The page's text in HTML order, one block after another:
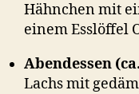
Hähnchen mit
einem Esslöffel
Abendessen
Lachs mit